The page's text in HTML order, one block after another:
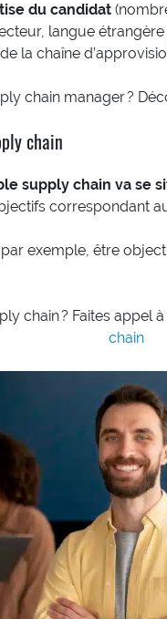
du candidat
langue
la chaîne
chain manager ?
chain
supply chain va se
correspondant
exemple, être
chain ? Faites appel
chain